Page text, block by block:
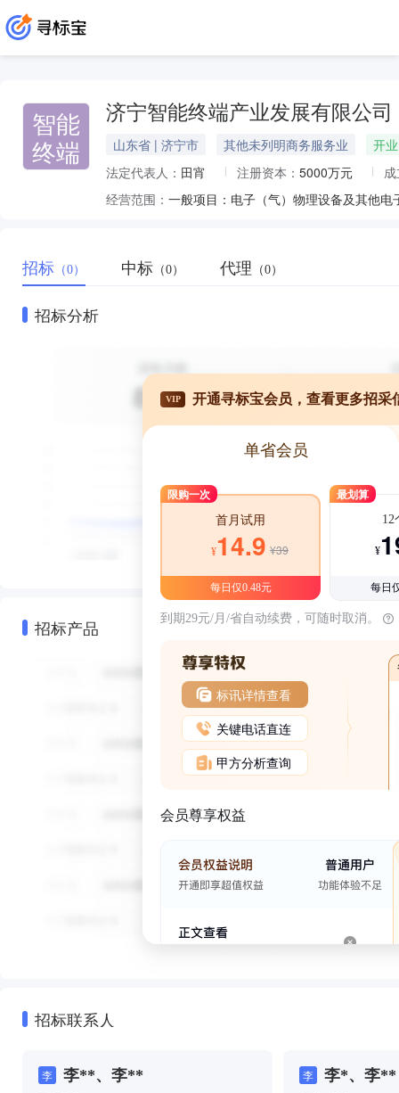
智能
终端
济宁智能终端产业发展有限公司
山东省 | 济宁市 其他未列明商务服务业
开业
法定代表人： 田宵 注册资本： 5000万元
经营范围：
招标 （0） 中标 （0） 代理 （0）
招标分析
招标产品
VIP 开通寻标宝会员，查看更多招采
单省会员
限购一次
首月试用
¥14.9 ¥39
每日仅0.48元
最划算
12
¥
每日
到期29元/月/省自动续费，可随时取消。
标讯详情查看
关键电话直连
甲方分析查询
会员尊享权益
招标联系人
李 李**、李** 李 李*、李**